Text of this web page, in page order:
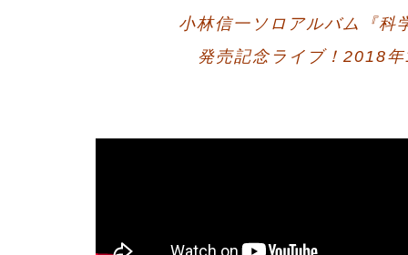
小林信一ソロアルバム『
発売記念ライブ！2018